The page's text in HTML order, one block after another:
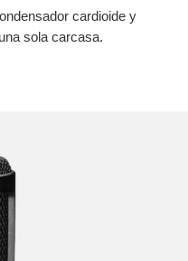
cardioide y
sola carcasa.